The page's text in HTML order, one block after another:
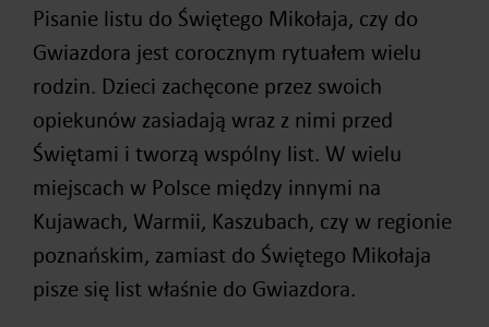
Pisanie listu do Świętego Mikołaja, czy do
Gwiazdora jest corocznym rytuałem wielu
rodzin. Dzieci zachęcone przez swoich
opiekunów zasiadają wraz z nimi przed
Świętami i tworzą wspólny list. W wielu
miejscach w Polsce między innymi na
Kujawach, Warmii, Kaszubach, czy w regionie
poznańskim, zamiast do Świętego Mikołaja
pisze się list właśnie do Gwiazdora.